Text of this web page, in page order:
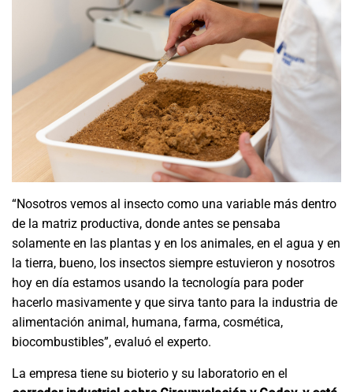
“Nosotros vemos al insecto como una variable más dentro
de la matriz productiva, donde antes se pensaba
solamente en las plantas y en los animales, en el agua y en
la tierra, bueno, los insectos siempre estuvieron y nosotros
hoy en día estamos usando la tecnología para poder
hacerlo masivamente y que sirva tanto para la industria de
alimentación animal, humana, farma, cosmética,
biocombustibles”, evaluó el experto.
La empresa tiene su bioterio y su laboratorio en el